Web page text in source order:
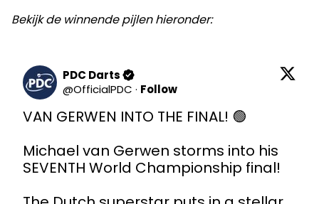
Bekijk de winnende pijlen hieronder:
PDC Darts
@OfficialPDC · Follow
VAN GERWEN INTO THE FINAL! 🟢
Michael van Gerwen storms into his
SEVENTH World Championship final!